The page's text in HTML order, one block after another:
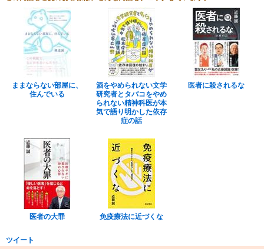
ままならない部屋に、
住んでいる
酒をやめられない文学
研究者とタバコをやめ
られない精神科医が本
気で語り明かした依存
症の話
医者に殺されるな
医者の大罪 免疫療法に近づくな
ツイート